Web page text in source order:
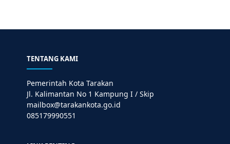
TENTANG KAMI
Pemerintah Kota Tarakan
Jl. Kalimantan No 1 Kampung I / Skip
mailbox@tarakankota.go.id
085179990551